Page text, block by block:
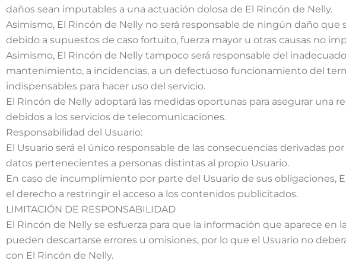
daños sean imputables a una actuación dolosa de El Rincón de Nelly.
Asimismo, El Rincón de Nelly no será responsable de ningún daño
debido a supuestos de caso fortuito, fuerza mayor u otras causas no
Asimismo, El Rincón de Nelly tampoco será responsable del
mantenimiento, a incidencias, a un defectuoso funcionamiento del
indispensables para hacer uso del servicio.
El Rincón de Nelly adoptará las medidas oportunas para asegurar una
debidos a los servicios de telecomunicaciones.
Responsabilidad del Usuario:
El Usuario será el único responsable de las consecuencias derivadas
datos pertenecientes a personas distintas al propio Usuario.
En caso de incumplimiento por parte del Usuario de sus obligaciones,
el derecho a restringir el acceso a los contenidos publicitados.
LIMITACIÓN DE RESPONSABILIDAD
El Rincón de Nelly se esfuerza para que la información que aparece
pueden descartarse errores u omisiones, por lo que el Usuario no
con El Rincón de Nelly.